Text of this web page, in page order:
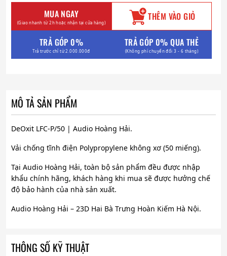
MUA NGAY
(Giao nhanh từ 2h hoặc nhận tại cửa hàng) THÊM VÀO GIỎ
TRẢ GÓP 0%
Trả trước chỉ từ 2.000.000đ
TRẢ GÓP 0% QUA THẺ
(Không phí chuyển đổi 3 - 6 tháng)
MÔ TẢ SẢN PHẨM
DeOxit LFC-P/50 | Audio Hoàng Hải.
Vải chống tĩnh điện Polypropylene không xơ (50 miếng).
Tại Audio Hoàng Hải, toàn bộ sản phẩm đều được nhập
khẩu chính hãng, khách hàng khi mua sẽ được hưởng chế
độ bảo hành của nhà sản xuất.
Audio Hoàng Hải – 23D Hai Bà Trưng Hoàn Kiếm Hà Nội.
THÔNG SỐ KỸ THUẬT